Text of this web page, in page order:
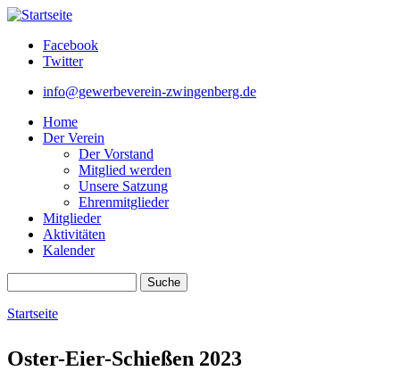
Direkt zum Inhalt
Facebook
Twitter
info@gewerbeverein-zwingenberg.de
Home
Der Verein
Der Vorstand
Mitglied werden
Unsere Satzung
Ehrenmitglieder
Mitglieder
Aktivitäten
Kalender
Startseite
Oster-Eier-Schießen 2023